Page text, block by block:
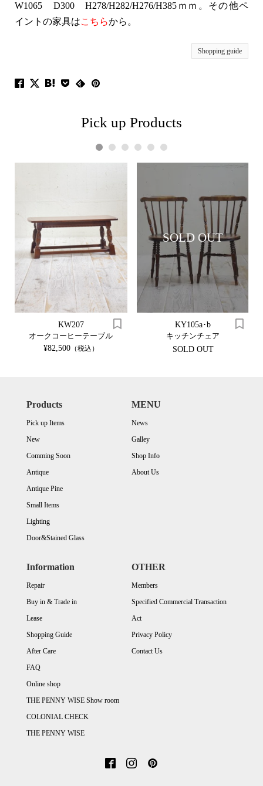
W1065 D300 H278/H282/H276/H385ｍｍ。その他ペ
イントの家具はこちらから。
Shopping guide
Pick up Products
KW207
オークコーヒーテーブル
¥82,500（税込）
SOLD OUT
KY105a･b
キッチンチェア
SOLD OUT
1 2 3 4 5 6
Products
Pick up Items
New
Comming Soon
Antique
Antique Pine
Small Items
Lighting
Door&Stained Glass
MENU
News
Galley
Shop Info
About Us
Information
Repair
Buy in & Trade in
Lease
Shopping Guide
After Care
FAQ
Online shop
THE PENNY WISE Show room
COLONIAL CHECK
THE PENNY WISE
OTHER
Members
Specified Commercial Transaction
Act
Privacy Policy
Contact Us